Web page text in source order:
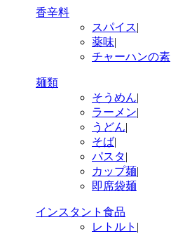
香辛料
スパイス|
薬味|
チャーハンの素
麺類
そうめん|
ラーメン|
うどん|
そば|
パスタ|
カップ麺|
即席袋麺
インスタント食品
レトルト |